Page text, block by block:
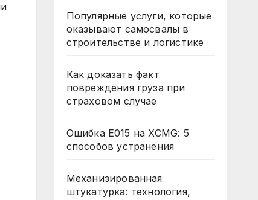
Популярные услуги, которые
оказывают самосвалы в
строительстве и логистике
Как доказать факт
повреждения груза при
страховом случае
Ошибка E015 на XCMG: 5
способов устранения
Механизированная
штукатурка: технология,